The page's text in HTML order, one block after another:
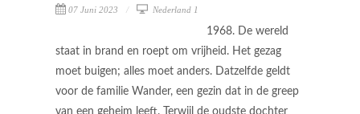
07 Juni 2023 Nederland 1
1968. De wereld
staat in brand en roept om vrijheid. Het gezag
moet buigen; alles moet anders. Datzelfde geldt
voor de familie Wander, een gezin dat in de greep
van een geheim leeft. Terwijl de oudste dochter